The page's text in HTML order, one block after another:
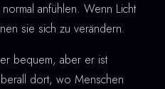
anfühlen. Wenn Licht
sie sich zu verändern.
bequem, aber er ist
dort, wo Menschen